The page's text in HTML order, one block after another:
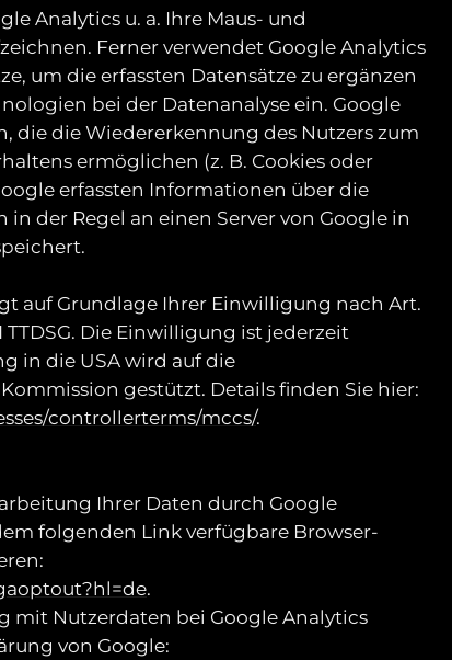
Analytics u. a. Ihre Maus- und
Ferner verwendet Google Analytics
um die erfassten Datensätze zu ergänzen
bei der Datenanalyse ein. Google
die die Wiedererkennung des Nutzers zum
ermöglichen (z. B. Cookies oder
erfassten Informationen über die
der Regel an einen Server von Google in
auf Grundlage Ihrer Einwilligung nach Art.
TTDSG. Die Einwilligung ist jederzeit
in die USA wird auf die
gestützt. Details finden Sie hier:
controllerterms/mccs/.
Ihrer Daten durch Google
folgenden Link verfügbare Browser-
.
mit Nutzerdaten bei Google Analytics
von Google: